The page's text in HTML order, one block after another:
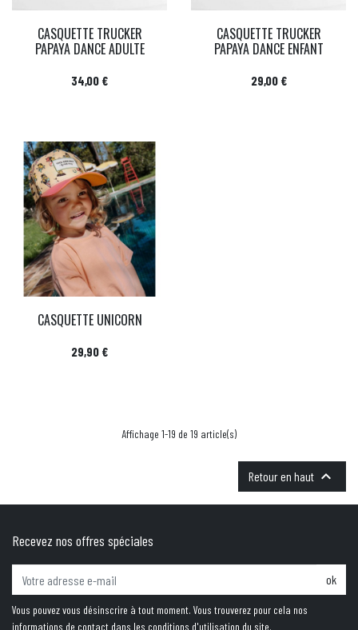
CASQUETTE TRUCKER
PAPAYA DANCE ADULTE
Prix
34,00 €
CASQUETTE TRUCKER
PAPAYA DANCE ENFANT
Prix
29,00 €
CASQUETTE UNICORN
Prix
29,90 €
Affichage 1-19 de 19 article(s)
Retour en haut 
Recevez nos offres spéciales
ok
Vous pouvez vous désinscrire à tout moment. Vous trouverez pour cela nos
informations de contact dans les conditions d'utilisation du site.